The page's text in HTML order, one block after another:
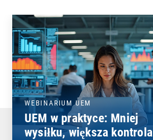
WEBINARIUM UEM
UEM w praktyce: Mniej
wysiłku, większa kontrola